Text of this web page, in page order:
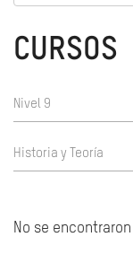
CURSOS
Nivel 9
Historia y Teoría
No se